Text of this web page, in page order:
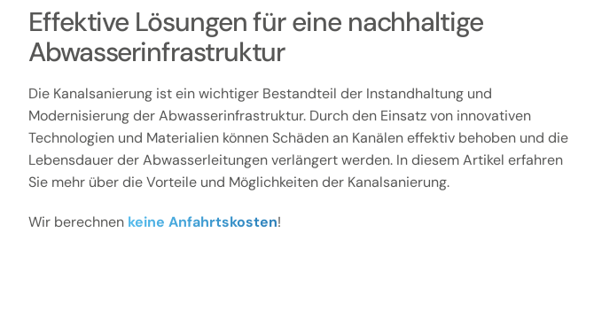
Effektive Lösungen für eine nachhaltige
Abwasserinfrastruktur
Die Kanalsanierung ist ein wichtiger Bestandteil der Instandhaltung und
Modernisierung der Abwasserinfrastruktur. Durch den Einsatz von innovativen
Technologien und Materialien können Schäden an Kanälen effektiv behoben und die
Lebensdauer der Abwasserleitungen verlängert werden. In diesem Artikel erfahren
Sie mehr über die Vorteile und Möglichkeiten der Kanalsanierung.
Wir berechnen keine Anfahrtskosten!